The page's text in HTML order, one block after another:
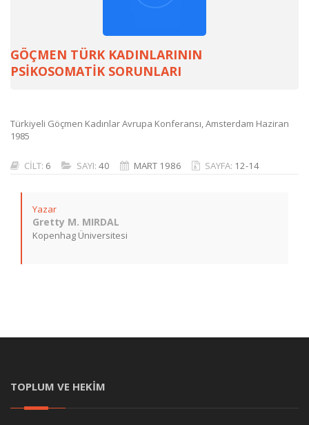
GÖÇMEN TÜRK KADINLARININ
PSİKOSOMATİK SORUNLARI
Türkiyeli Göçmen Kadınlar Avrupa Konferansı, Amsterdam Haziran
1985
CİLT: 6 SAYI: 40 MART 1986 SAYFA: 12-14
Yazar
Gretty M. MIRDAL
Kopenhag Üniversitesi
TOPLUM VE HEKİM